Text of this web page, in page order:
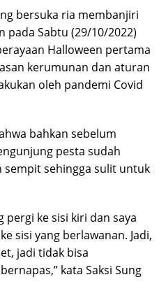
bersuka ria membanjiri
pada Sabtu (29/10/2022)
Halloween pertama
kerumunan dan aturan
oleh pandemi Covid
bahkan sebelum
pesta sudah
sempit sehingga sulit untuk
pergi ke sisi kiri dan saya
sisi yang berlawanan. Jadi,
jadi tidak bisa
kata Saksi Sung